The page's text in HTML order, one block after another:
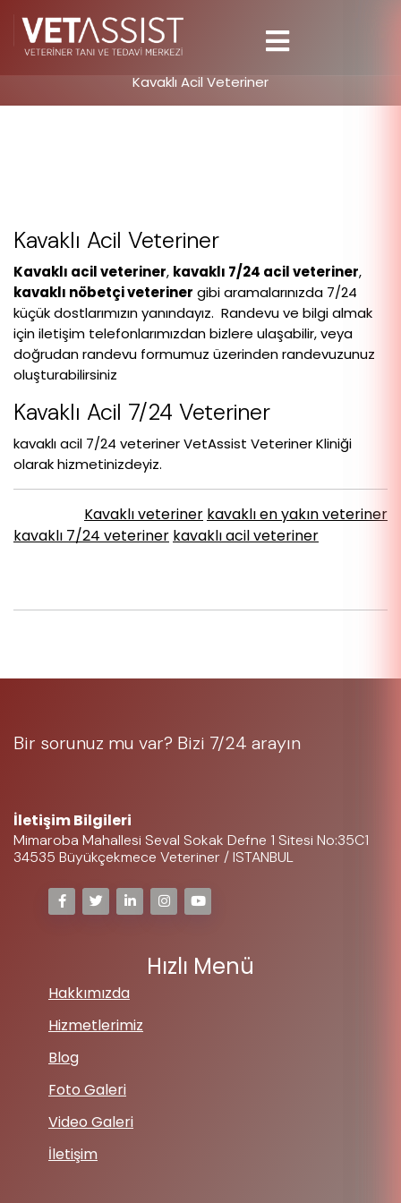
Kavaklı Acil Veteriner
Kavaklı Acil Veteriner
Kavaklı acil veteriner, kavaklı 7/24 acil veteriner,
kavaklı nöbetçi veteriner gibi aramalarınızda 7/24
küçük dostlarımızın yanındayız. Randevu ve bilgi almak
için iletişim telefonlarımızdan bizlere ulaşabilir, veya
doğrudan randevu formumuz üzerinden randevuzunuz
oluşturabilirsiniz
Kavaklı Acil 7/24 Veteriner
kavaklı acil 7/24 veteriner VetAssist Veteriner Kliniği
olarak hizmetinizdeyiz.
Kavaklı veteriner kavaklı en yakın veteriner
kavaklı 7/24 veteriner kavaklı acil veteriner
Bir sorunuz mu var? Bizi 7/24 arayın
İletişim Bilgileri
Mimaroba Mahallesi Seval Sokak Defne 1 Sitesi No:35C1
34535 Büyükçekmece Veteriner / ISTANBUL
Hızlı Menü
Hakkımızda
Hizmetlerimiz
Blog
Foto Galeri
Video Galeri
İletişim